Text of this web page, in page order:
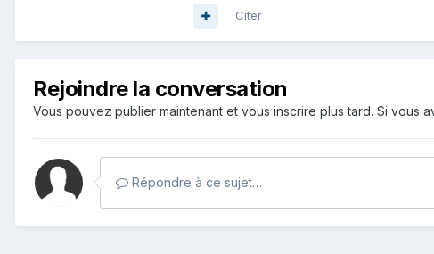
Citer
Rejoindre la conversation
Vous pouvez publier maintenant et vous inscrire plus tard. Si vous
Répondre à ce sujet…